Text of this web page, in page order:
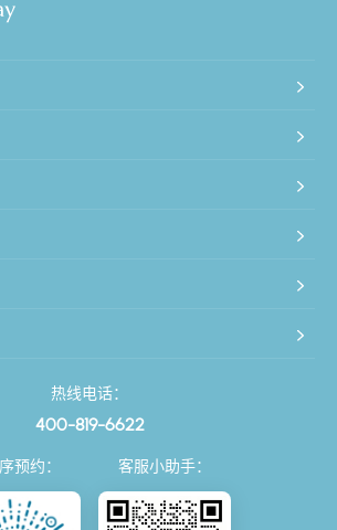
热线电话：
400-819-6622
预约： 客服小助手：